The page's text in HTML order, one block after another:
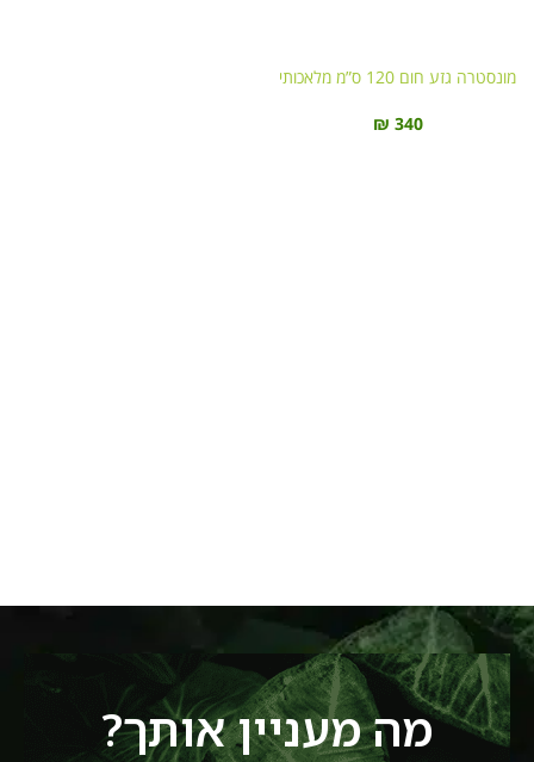
מונסטרה גזע חום 120 ס”מ מלאכותי
₪ 340
מה מעניין אותך?